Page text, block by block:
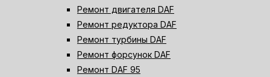
Ремонт двигателя DAF
Ремонт редуктора DAF
Ремонт турбины DAF
Ремонт форсунок DAF
Ремонт DAF 95